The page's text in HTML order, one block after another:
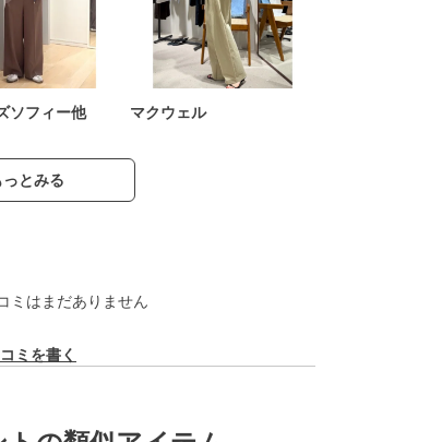
ソフィー他 マクウェル
っとみる
ミはまだありません
ミを書く